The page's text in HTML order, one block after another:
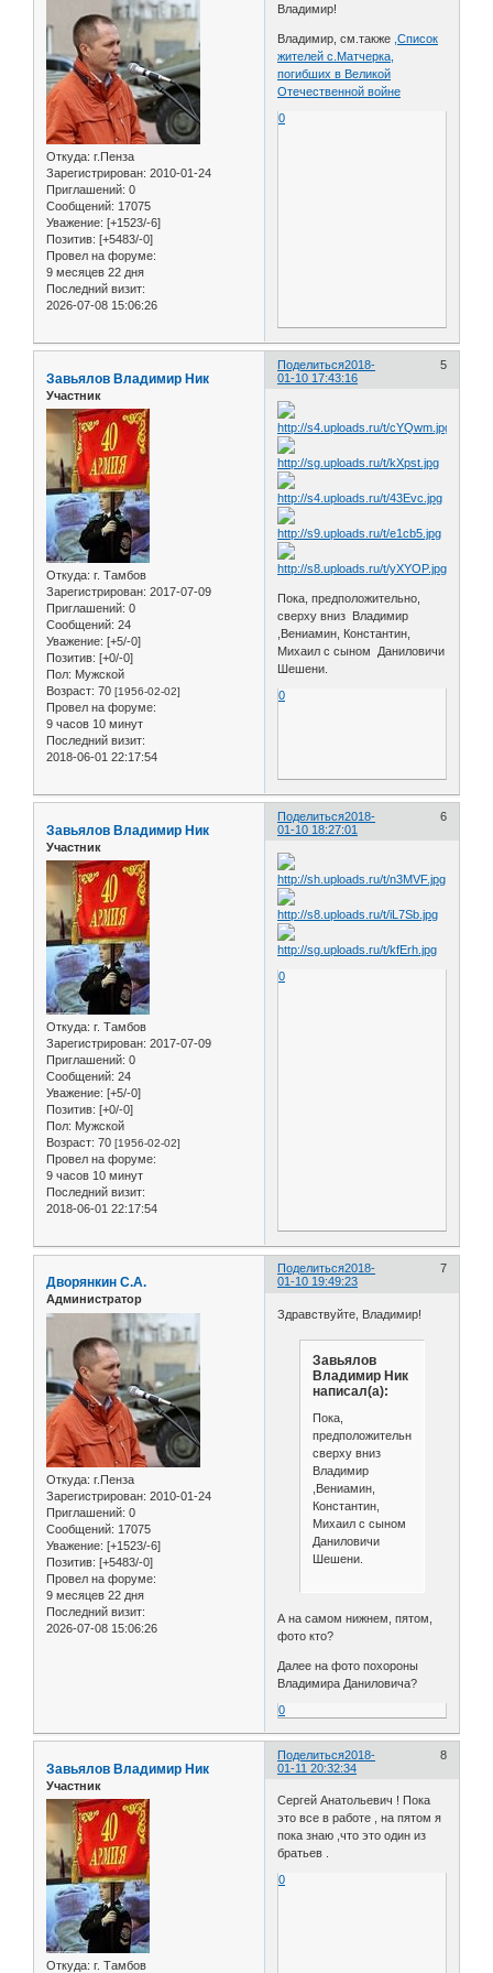
Откуда: г.Пенза
Зарегистрирован: 2010-01-24
Приглашений: 0
Сообщений: 17075
Уважение: [+1523/-6]
Позитив: [+5483/-0]
Провел на форуме:
9 месяцев 22 дня
Последний визит:
2026-07-08 15:06:26
Владимир!
Владимир, см.также ,Список
жителей с.Матчерка,
погибших в Великой
Отечественной войне
0
Поделиться 5
2018-
01-10 17:43:16
Завьялов Владимир Ник
Участник
Откуда: г. Тамбов
Зарегистрирован: 2017-07-09
Приглашений: 0
Сообщений: 24
Уважение: [+5/-0]
Позитив: [+0/-0]
Пол: Мужской
Возраст: 70 [1956-02-02]
Провел на форуме:
9 часов 10 минут
Последний визит:
2018-06-01 22:17:54
Пока, предположительно,
сверху вниз Владимир
,Вениамин, Константин,
Михаил с сыном Даниловичи
Шешени.
0
Поделиться 6
2018-
01-10 18:27:01
Завьялов Владимир Ник
Участник
Откуда: г. Тамбов
Зарегистрирован: 2017-07-09
Приглашений: 0
Сообщений: 24
Уважение: [+5/-0]
Позитив: [+0/-0]
Пол: Мужской
Возраст: 70 [1956-02-02]
Провел на форуме:
9 часов 10 минут
Последний визит:
2018-06-01 22:17:54
0
Поделиться 7
2018-
01-10 19:49:23
Дворянкин С.А.
Администратор
Откуда: г.Пенза
Зарегистрирован: 2010-01-24
Приглашений: 0
Сообщений: 17075
Уважение: [+1523/-6]
Позитив: [+5483/-0]
Провел на форуме:
9 месяцев 22 дня
Последний визит:
2026-07-08 15:06:26
Здравствуйте, Владимир!
Завьялов
Владимир Ник
написал(а):
Пока,
предположительно,
сверху вниз
Владимир
,Вениамин,
Константин,
Михаил с сыном
Даниловичи
Шешени.
А на самом нижнем, пятом,
фото кто?
Далее на фото похороны
Владимира Даниловича?
0
Поделиться 8
2018-
01-11 20:32:34
Завьялов Владимир Ник
Участник
Откуда: г. Тамбов
Сергей Анатольевич ! Пока
это все в работе , на пятом я
пока знаю ,что это один из
братьев .
0